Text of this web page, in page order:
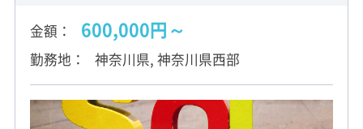
金額 600,000円～
勤務地 神奈川県, 神奈川県西部